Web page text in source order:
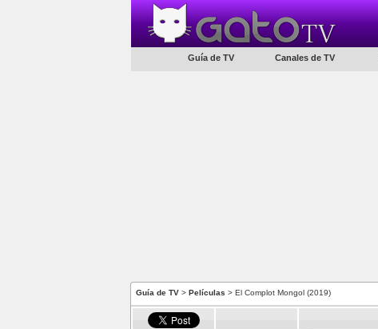
Guía de TV Canales de TV
Guía de TV > Películas > El Complot Mongol (2019)